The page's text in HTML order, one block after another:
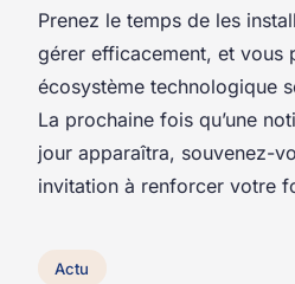
Prenez le temps de les
gérer efficacement, et vous
écosystème technologique
La prochaine fois qu’une
jour apparaîtra, souvenez-
invitation à renforcer votre
Actu